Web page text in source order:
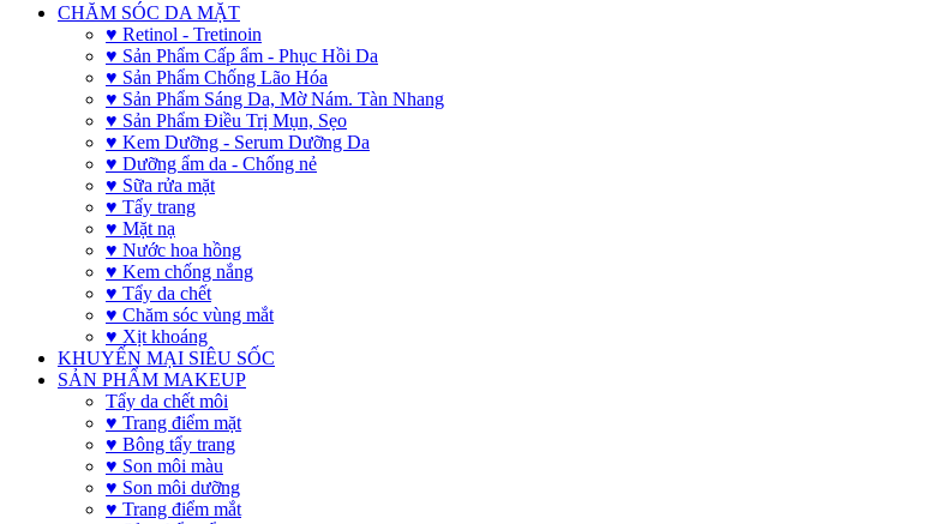
CHĂM SÓC DA MẶT
♥ Retinol - Tretinoin
♥ Sản Phẩm Cấp ẩm - Phục Hồi Da
♥ Sản Phẩm Chống Lão Hóa
♥ Sản Phẩm Sáng Da, Mờ Nám. Tàn Nhang
♥ Sản Phẩm Điều Trị Mụn, Sẹo
♥ Kem Dưỡng - Serum Dưỡng Da
♥ Dưỡng ẩm da - Chống nẻ
♥ Sữa rửa mặt
♥ Tẩy trang
♥ Mặt nạ
♥ Nước hoa hồng
♥ Kem chống nắng
♥ Tẩy da chết
♥ Chăm sóc vùng mắt
♥ Xịt khoáng
KHUYẾN MẠI SIÊU SỐC
SẢN PHẨM MAKEUP
Tẩy da chết môi
♥ Trang điểm mặt
♥ Bông tẩy trang
♥ Son môi màu
♥ Son môi dưỡng
♥ Trang điểm mắt